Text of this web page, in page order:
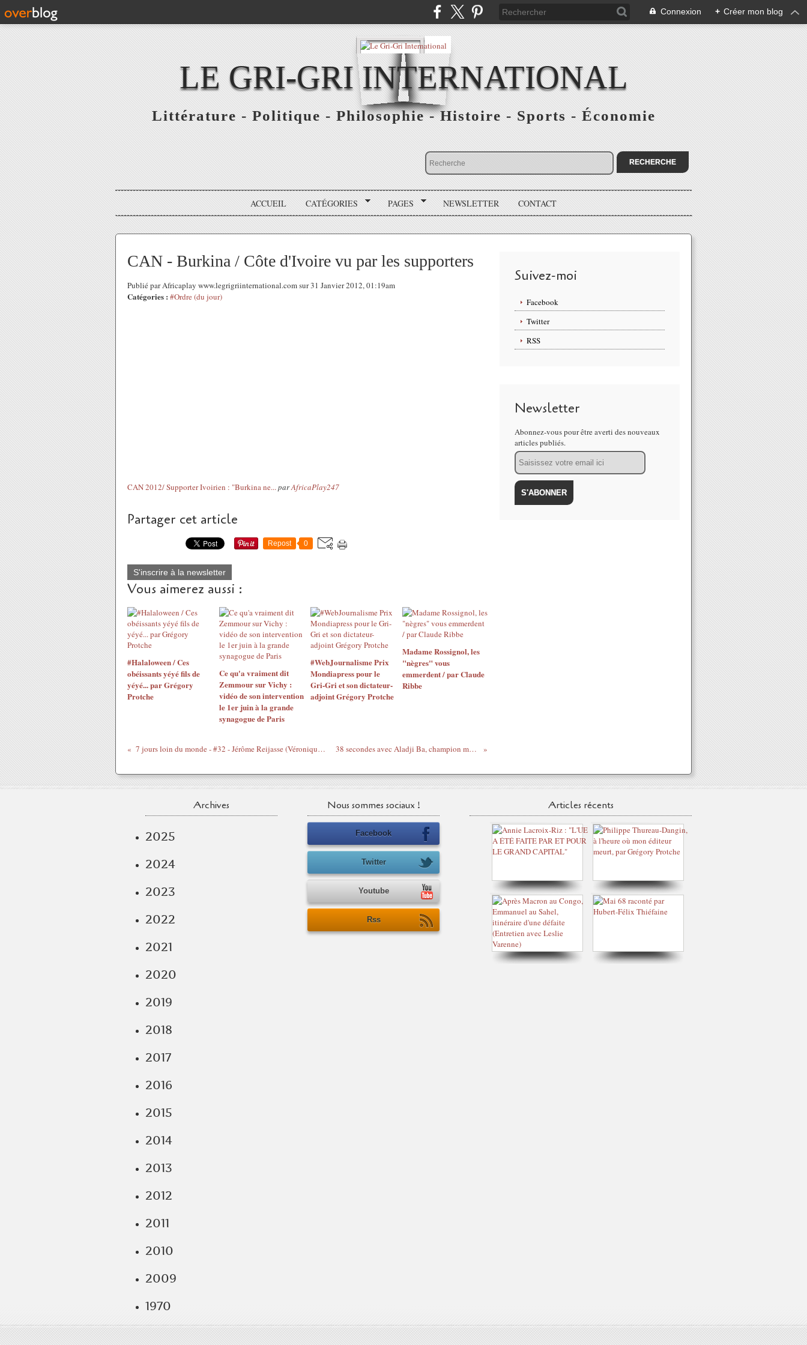
Connexion + Créer mon blog
LE GRI-GRI INTERNATIONAL
Littérature - Politique - Philosophie - Histoire - Sports - Économie
ACCUEIL CATÉGORIES PAGES NEWSLETTER CONTACT
CAN - Burkina / Côte d'Ivoire vu par les supporters
Publié par Africaplay www.legrigriinternational.com sur 31 Janvier 2012, 01:19am
Catégories : #Ordre (du jour)
CAN 2012/ Supporter Ivoirien : "Burkina ne...parAfricaPlay247
Partager cet article
Repost 0
S'inscrire à la newsletter
Vous aimerez aussi :
#Halaloween / Ces
obéissants yéyé fils de
yéyé... par Grégory
Protche
Ce qu'a vraiment dit
Zemmour sur Vichy :
vidéo de son intervention
le 1er juin à la grande
synagogue de Paris
#WebJournalisme Prix
Mondiapress pour le
Gri-Gri et son dictateur-
adjoint Grégory Protche
Madame Rossignol, les
"nègres" vous
emmerdent / par Claude
Ribbe
7 jours loin du monde - #32 - Jérôme Reijasse (Véronique, Céline, Libé, Steve Jobs, Jef Barbara) 38 secondes avec Aladji Ba, champion mondial d'athlétisme handisport
Suivez-moi
Facebook
Twitter
RSS
Newsletter
Abonnez-vous pour être averti des nouveaux
articles publiés.
Email
Archives
2025
2024
2023
2022
2021
2020
2019
2018
2017
2016
2015
2014
2013
2012
2011
2010
2009
1970
Nous sommes sociaux !
Facebook
Twitter
Youtube
Rss
Articles récents